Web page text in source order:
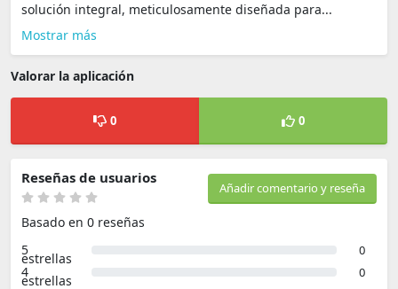
solución integral, meticulosamente diseñada para...
Mostrar más
Valorar la aplicación
0 0
Añadir comentario y reseña
Reseñas de usuarios
Basado en 0 reseñas
5
estrellas 0
4
estrellas 0